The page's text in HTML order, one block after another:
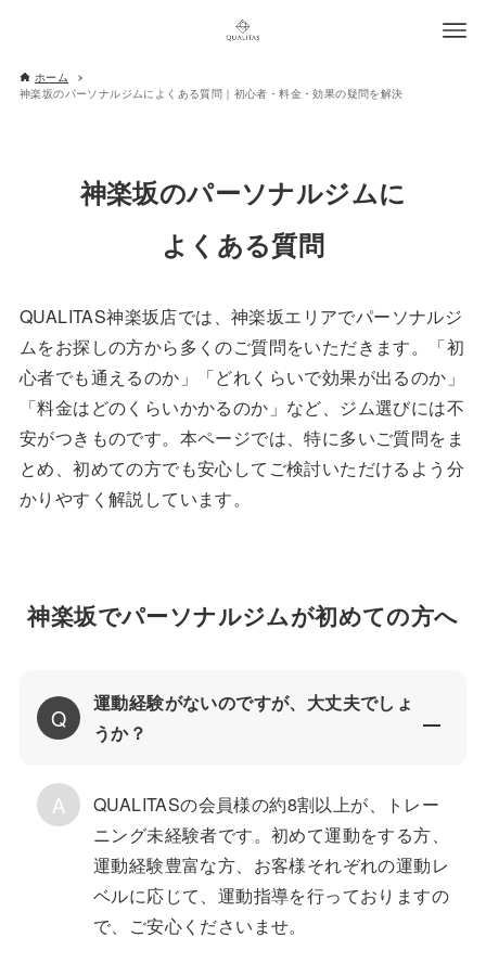
ホーム
神楽坂のパーソナルジムによくある質問｜初心者・料金・効果の疑問を解決
神楽坂のパーソナルジムに
よくある質問
QUALITAS神楽坂店では、神楽坂エリアでパーソナルジ
ムをお探しの方から多くのご質問をいただきます。「初
心者でも通えるのか」「どれくらいで効果が出るのか」
「料金はどのくらいかかるのか」など、ジム選びには不
安がつきものです。本ページでは、特に多いご質問をま
とめ、初めての方でも安心してご検討いただけるよう分
かりやすく解説しています。
神楽坂でパーソナルジムが初めての方へ
運動経験がないのですが、大丈夫でしょ
うか？
QUALITASの会員様の約8割以上が、トレー
ニング未経験者です。初めて運動をする方、
運動経験豊富な方、お客様それぞれの運動レ
ベルに応じて、運動指導を行っておりますの
で、ご安心くださいませ。